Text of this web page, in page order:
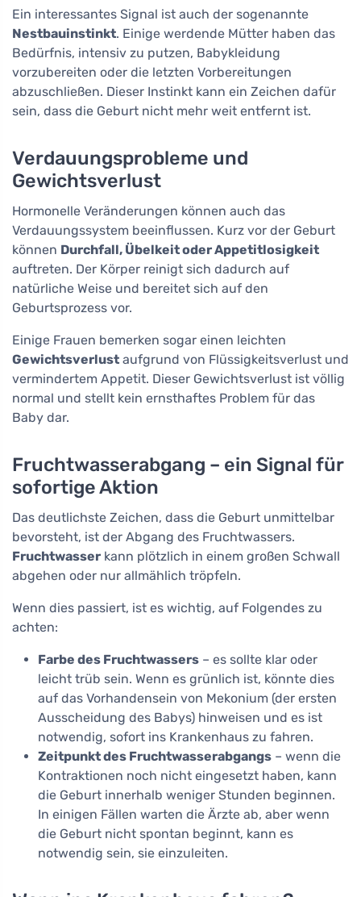
Ein interessantes Signal ist auch der sogenannte
Nestbauinstinkt. Einige werdende Mütter haben das
Bedürfnis, intensiv zu putzen, Babykleidung
vorzubereiten oder die letzten Vorbereitungen
abzuschließen. Dieser Instinkt kann ein Zeichen dafür
sein, dass die Geburt nicht mehr weit entfernt ist.
Verdauungsprobleme und
Gewichtsverlust
Hormonelle Veränderungen können auch das
Verdauungssystem beeinflussen. Kurz vor der Geburt
können Durchfall, Übelkeit oder Appetitlosigkeit
auftreten. Der Körper reinigt sich dadurch auf
natürliche Weise und bereitet sich auf den
Geburtsprozess vor.
Einige Frauen bemerken sogar einen leichten
Gewichtsverlust aufgrund von Flüssigkeitsverlust und
vermindertem Appetit. Dieser Gewichtsverlust ist völlig
normal und stellt kein ernsthaftes Problem für das
Baby dar.
Fruchtwasserabgang – ein Signal für
sofortige Aktion
Das deutlichste Zeichen, dass die Geburt unmittelbar
bevorsteht, ist der Abgang des Fruchtwassers.
Fruchtwasser kann plötzlich in einem großen Schwall
abgehen oder nur allmählich tröpfeln.
Wenn dies passiert, ist es wichtig, auf Folgendes zu
achten:
Farbe des Fruchtwassers – es sollte klar oder
leicht trüb sein. Wenn es grünlich ist, könnte dies
auf das Vorhandensein von Mekonium (der ersten
Ausscheidung des Babys) hinweisen und es ist
notwendig, sofort ins Krankenhaus zu fahren.
Zeitpunkt des Fruchtwasserabgangs – wenn die
Kontraktionen noch nicht eingesetzt haben, kann
die Geburt innerhalb weniger Stunden beginnen.
In einigen Fällen warten die Ärzte ab, aber wenn
die Geburt nicht spontan beginnt, kann es
notwendig sein, sie einzuleiten.